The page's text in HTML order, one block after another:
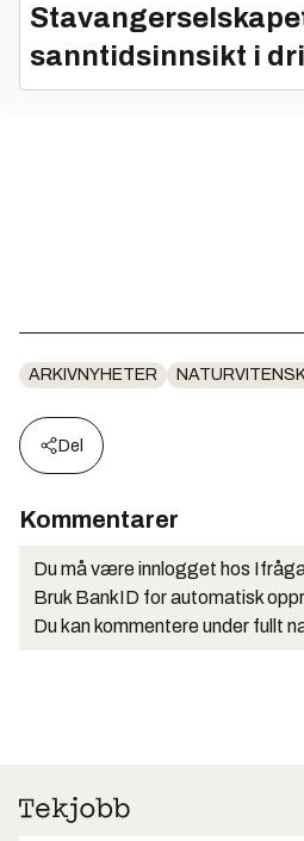
sanntidsinnsikt i
ARKIVNYHETER
Del
Kommentarer
Du må være innlogget hos
Bruk BankID for automatisk
Du kan kommentere under fullt